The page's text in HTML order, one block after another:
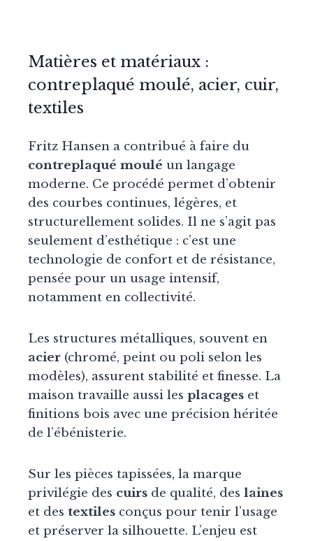
Matières et matériaux :
contreplaqué moulé, acier, cuir,
textiles
Fritz Hansen a contribué à faire du
contreplaqué moulé un langage
moderne. Ce procédé permet d’obtenir
des courbes continues, légères, et
structurellement solides. Il ne s’agit pas
seulement d’esthétique : c’est une
technologie de confort et de résistance,
pensée pour un usage intensif,
notamment en collectivité.
Les structures métalliques, souvent en
acier (chromé, peint ou poli selon les
modèles), assurent stabilité et finesse. La
maison travaille aussi les placages et
finitions bois avec une précision héritée
de l’ébénisterie.
Sur les pièces tapissées, la marque
privilégie des cuirs de qualité, des laines
et des textiles conçus pour tenir l’usage
et préserver la silhouette. L’enjeu est